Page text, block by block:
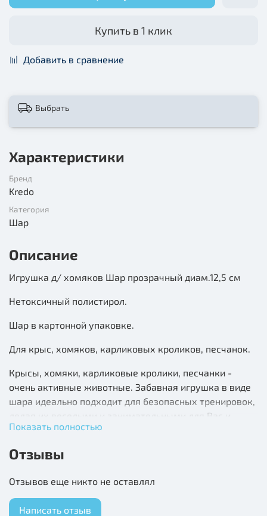
Купить в 1 клик
Добавить в сравнение
Выбрать
Характеристики
Бренд
Kredo
Категория
Шар
Описание
Игрушка д/ хомяков Шар прозрачный диам.12,5 см
Нетоксичный полистирол.
Шар в картонной упаковке.
Для крыс, хомяков, карликовых кроликов, песчанок.
Крысы, хомяки, карликовые кролики, песчанки -
очень активные животные. Забавная игрушка в виде
шара идеально подходит для безопасных тренировок,
делая их веселыми и занимательными для Вас и
Вашего питомца.
Рекомендации по использованию
- Следует установить шар на ровную горизонтальную
в день, продолжительность каждого занятия не
Показать полностью
Отзывы
Отзывов еще никто не оставлял
Написать отзыв